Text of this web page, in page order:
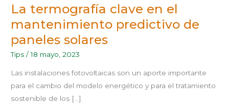
La termografía clave en el
mantenimiento predictivo de
paneles solares
Tips /18 mayo, 2023
Las instalaciones fotovoltaicas son un aporte importante
para el cambio del modelo energético y para el tratamiento
sostenible de los […]